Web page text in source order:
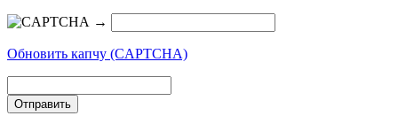
→
Обновить капчу (CAPTCHA)
Отправить